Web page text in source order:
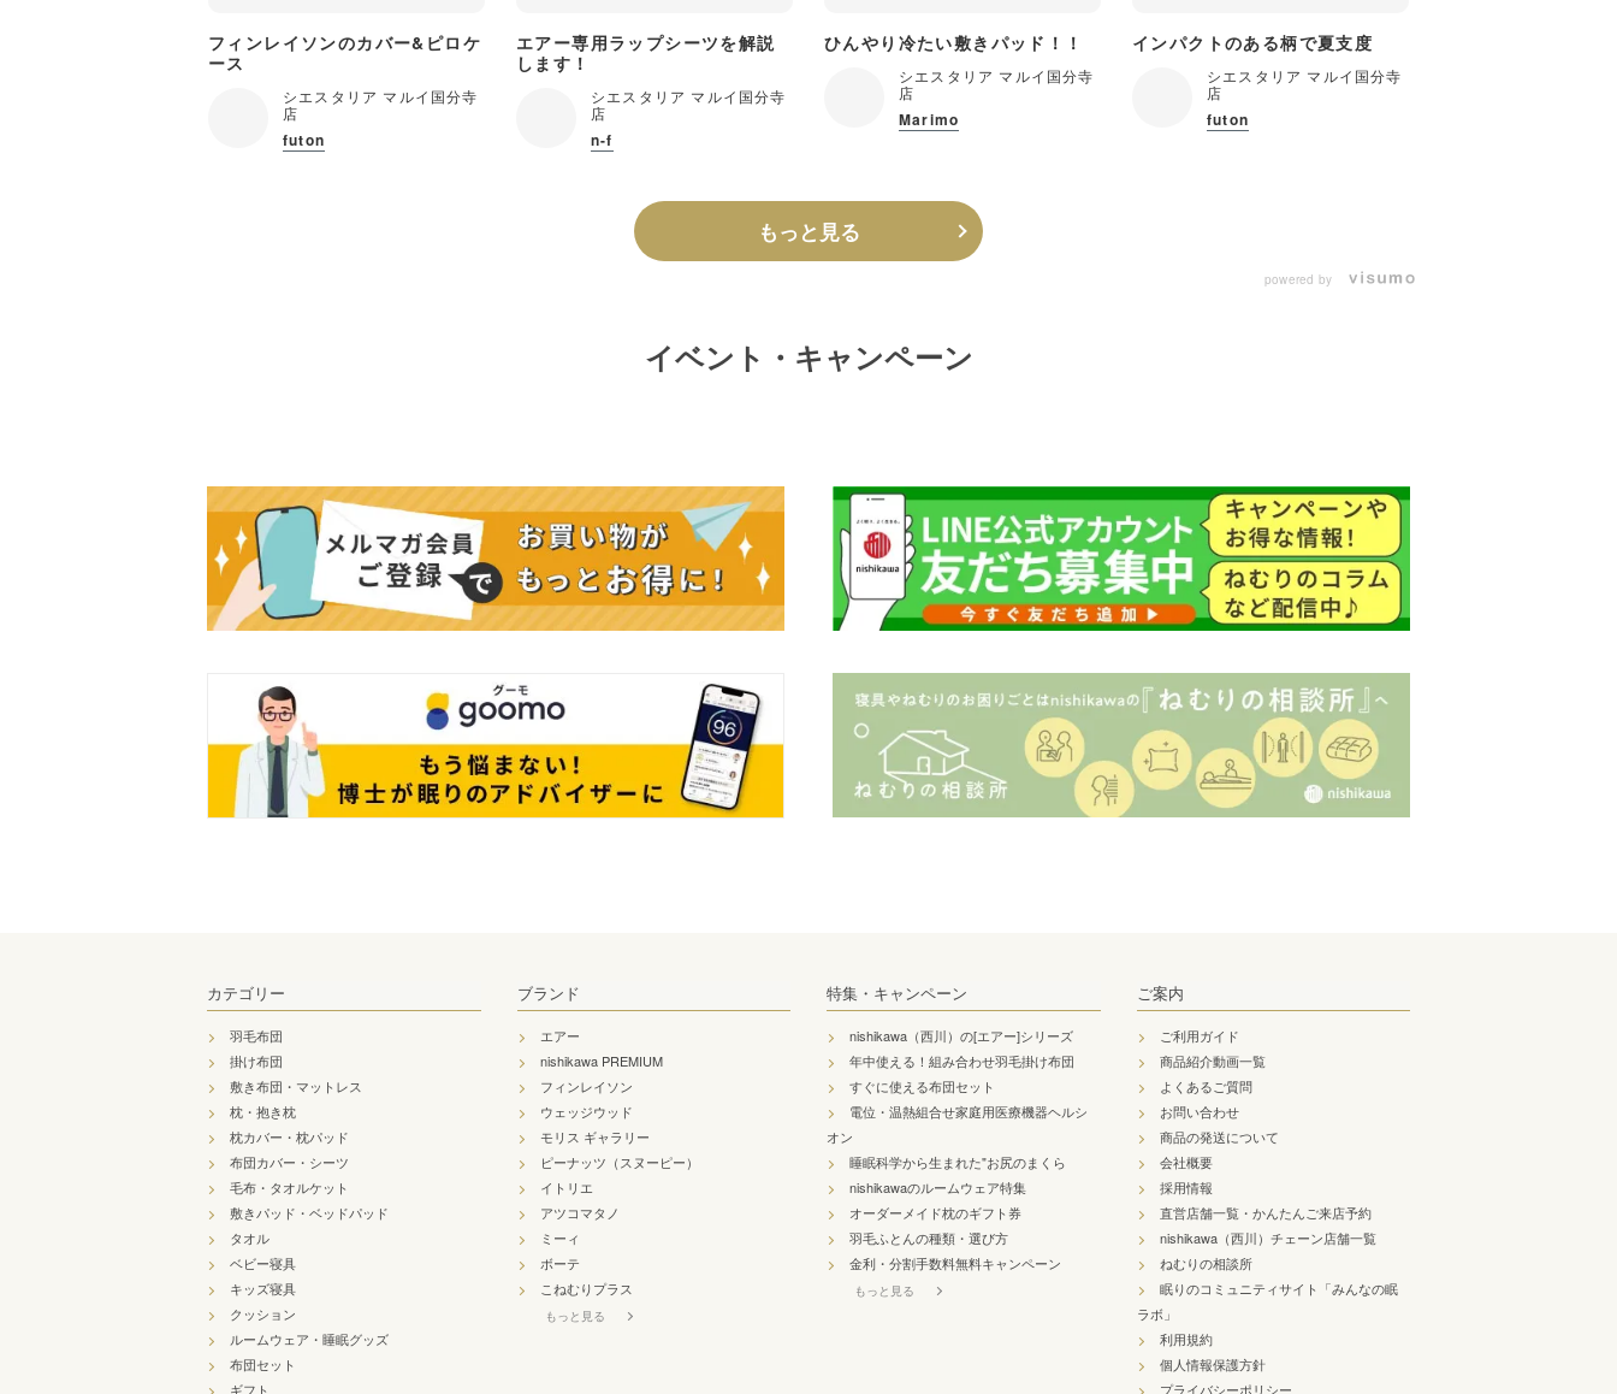
フィンレイソンのカバー&ピロケ
ース
シエスタリア マルイ国分寺
店
futon
エアー専用ラップシーツを解説
します！
シエスタリア マルイ国分寺
店
n-f
ひんやり冷たい敷きパッド！！
シエスタリア マルイ国分寺
店
Marimo
インパクトのある柄で夏支度
シエスタリア マルイ国分寺
店
futon
もっと見る
powered by
イベント・キャンペーン
カテゴリー
羽毛布団
掛け布団
敷き布団・マットレス
枕・抱き枕
枕カバー・枕パッド
布団カバー・シーツ
毛布・タオルケット
敷きパッド・ベッドパッド
タオル
ベビー寝具
キッズ寝具
クッション
ルームウェア・睡眠グッズ
布団セット
ギフト
ブランド
エアー
nishikawa PREMIUM
フィンレイソン
ウェッジウッド
モリス ギャラリー
ピーナッツ（スヌーピー）
イトリエ
アツコマタノ
ミーィ
ボーテ
こねむりプラス
もっと見る
特集・キャンペーン
nishikawa（西川）の[エアー]シリーズ
年中使える！組み合わせ羽毛掛け布団
すぐに使える布団セット
電位・温熱組合せ家庭用医療機器ヘルシ
オン
睡眠科学から生まれた"お尻のまくら
nishikawaのルームウェア特集
オーダーメイド枕のギフト券
羽毛ふとんの種類・選び方
金利・分割手数料無料キャンペーン
もっと見る
ご案内
ご利用ガイド
商品紹介動画一覧
よくあるご質問
お問い合わせ
商品の発送について
会社概要
採用情報
直営店舗一覧・かんたんご来店予約
nishikawa（西川）チェーン店舗一覧
ねむりの相談所
眠りのコミュニティサイト「みんなの眠
ラボ」
利用規約
個人情報保護方針
プライバシーポリシー